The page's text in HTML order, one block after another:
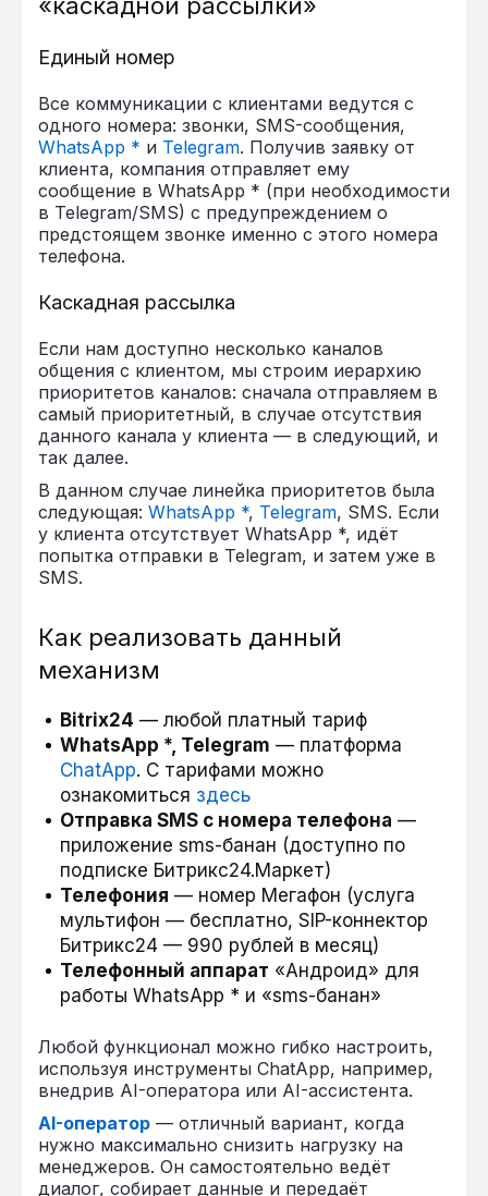
Единый номер
Все коммуникации с клиентами ведутся с
одного номера: звонки, SMS-сообщения,
WhatsApp * и Telegram. Получив заявку от
клиента, компания отправляет ему
сообщение в WhatsApp * (при необходимости
в Telegram/SMS) с предупреждением о
предстоящем звонке именно с этого номера
телефона.
Каскадная рассылка
Если нам доступно несколько каналов
общения с клиентом, мы строим иерархию
приоритетов каналов: сначала отправляем в
самый приоритетный, в случае отсутствия
данного канала у клиента — в следующий, и
так далее.
В данном случае линейка приоритетов была
следующая: WhatsApp *, Telegram, SMS. Если
у клиента отсутствует WhatsApp *, идёт
попытка отправки в Telegram, и затем уже в
SMS.
Как реализовать данный
механизм
Bitrix24 — любой платный тариф
WhatsApp *, Telegram — платформа
ChatApp. С тарифами можно
ознакомиться здесь
Отправка SMS с номера телефона —
приложение sms-банан (доступно по
подписке Битрикс24.Маркет)
Телефония — номер Мегафон (услуга
мультифон — бесплатно, SIP-коннектор
Битрикс24 — 990 рублей в месяц)
Телефонный аппарат «Андроид» для
работы WhatsApp * и «sms-банан»
Любой функционал можно гибко настроить,
используя инструменты ChatApp, например,
внедрив AI-оператора или AI-ассистента.
AI-оператор — отличный вариант, когда
нужно максимально снизить нагрузку на
менеджеров. Он самостоятельно ведёт
диалог, собирает данные и передаёт